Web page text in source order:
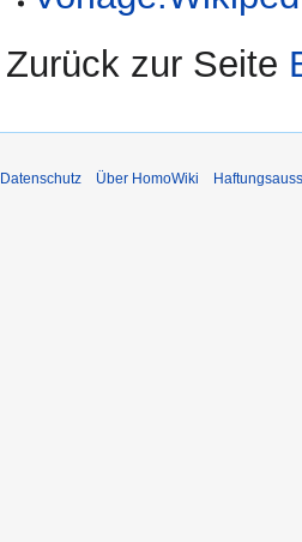
Zurück zur Seite
Datenschutz Über HomoWiki